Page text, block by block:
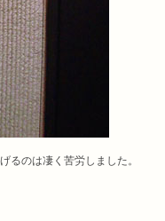
るのは凄く苦労しました。